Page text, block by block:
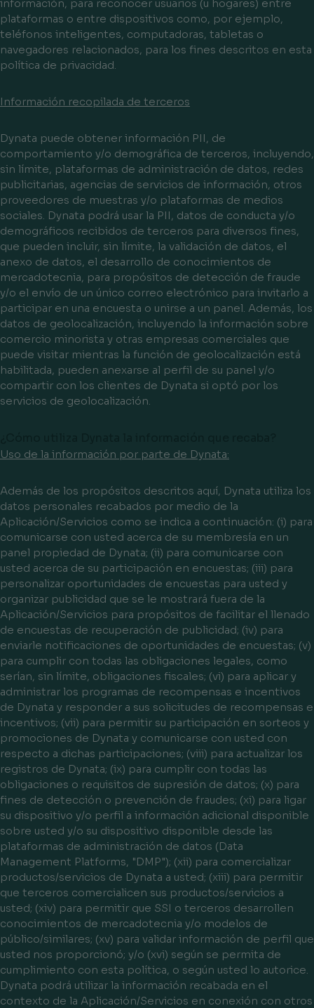
información, para reconocer usuarios (u hogares) entre
plataformas o entre dispositivos como, por ejemplo,
teléfonos inteligentes, computadoras, tabletas o
navegadores relacionados, para los fines descritos en esta
política de privacidad.
Información recopilada de terceros
Dynata puede obtener información PII, de
comportamiento y/o demográfica de terceros, incluyendo,
sin límite, plataformas de administración de datos, redes
publicitarias, agencias de servicios de información, otros
proveedores de muestras y/o plataformas de medios
sociales. Dynata podrá usar la PII, datos de conducta y/o
demográficos recibidos de terceros para diversos fines,
que pueden incluir, sin límite, la validación de datos, el
anexo de datos, el desarrollo de conocimientos de
mercadotecnia, para propósitos de detección de fraude
y/o el envío de un único correo electrónico para invitarlo a
participar en una encuesta o unirse a un panel. Además, los
datos de geolocalización, incluyendo la información sobre
comercio minorista y otras empresas comerciales que
puede visitar mientras la función de geolocalización está
habilitada, pueden anexarse al perfil de su panel y/o
compartir con los clientes de Dynata si optó por los
servicios de geolocalización.
Uso de la información por parte de Dynata:
Además de los propósitos descritos aquí, Dynata utiliza los
datos personales recabados por medio de la
Aplicación/Servicios como se indica a continuación: (i) para
comunicarse con usted acerca de su membresía en un
panel propiedad de Dynata; (ii) para comunicarse con
usted acerca de su participación en encuestas; (iii) para
personalizar oportunidades de encuestas para usted y
organizar publicidad que se le mostrará fuera de la
Aplicación/Servicios para propósitos de facilitar el llenado
de encuestas de recuperación de publicidad; (iv) para
enviarle notificaciones de oportunidades de encuestas; (v)
para cumplir con todas las obligaciones legales, como
serían, sin límite, obligaciones fiscales; (vi) para aplicar y
administrar los programas de recompensas e incentivos
de Dynata y responder a sus solicitudes de recompensas e
incentivos; (vii) para permitir su participación en sorteos y
promociones de Dynata y comunicarse con usted con
respecto a dichas participaciones; (viii) para actualizar los
registros de Dynata; (ix) para cumplir con todas las
obligaciones o requisitos de supresión de datos; (x) para
fines de detección o prevención de fraudes; (xi) para ligar
su dispositivo y/o perfil a información adicional disponible
sobre usted y/o su dispositivo disponible desde las
plataformas de administración de datos (Data
Management Platforms, "DMP"); (xii) para comercializar
productos/servicios de Dynata a usted; (xiii) para permitir
que terceros comercialicen sus productos/servicios a
usted; (xiv) para permitir que SSI o terceros desarrollen
conocimientos de mercadotecnia y/o modelos de
público/similares; (xv) para validar información de perfil que
usted nos proporcionó; y/o (xvi) según se permita de
cumplimiento con esta política, o según usted lo autorice.
Dynata podrá utilizar la información recabada en el
contexto de la Aplicación/Servicios en conexión con otros